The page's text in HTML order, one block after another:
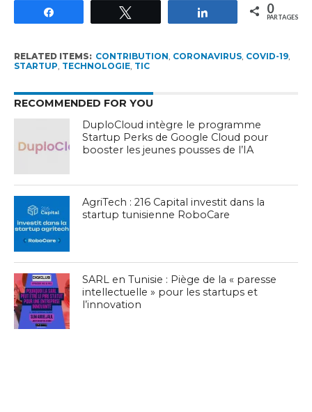
Partagez 0
PARTAGES
RELATED ITEMS: CONTRIBUTION, CORONAVIRUS, COVID-19,
STARTUP, TECHNOLOGIE, TIC
RECOMMENDED FOR YOU
DuploCloud intègre le programme
Startup Perks de Google Cloud pour
booster les jeunes pousses de l’IA
AgriTech : 216 Capital investit dans la
startup tunisienne RoboCare
SARL en Tunisie : Piège de la « paresse
intellectuelle » pour les startups et
l’innovation